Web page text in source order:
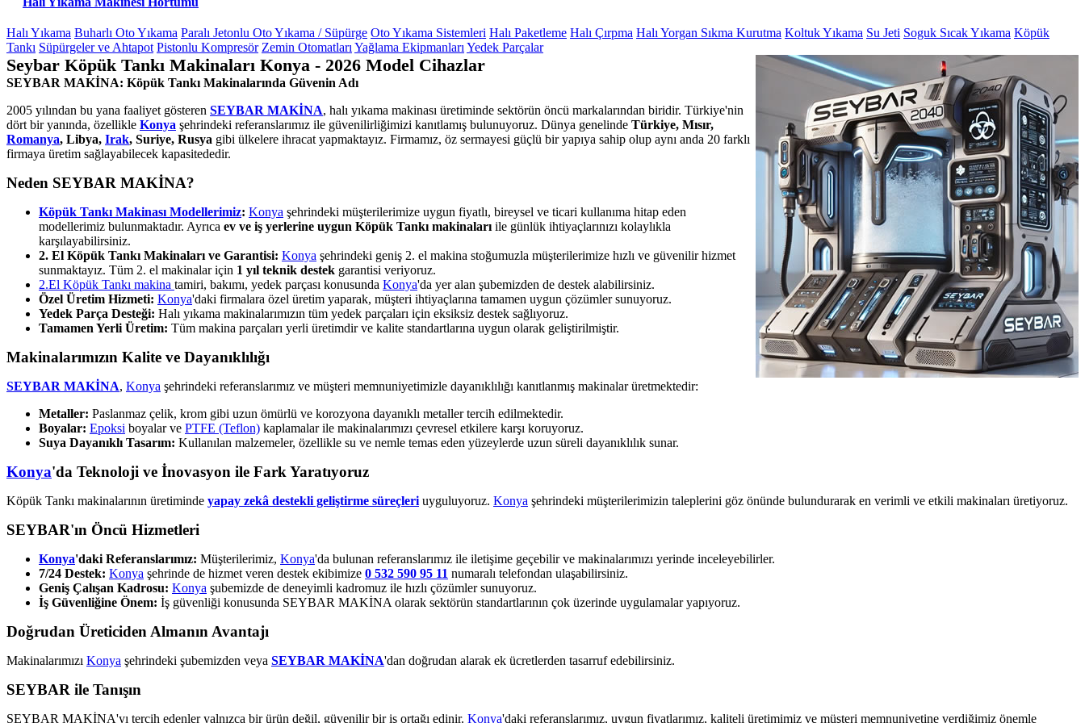
Halı Yıkama Buharlı Oto Yıkama Paralı Jetonlu Oto Yıkama / Süpürge Oto Yıkama Sistemleri Halı Paketleme Halı Çırpma Halı Yorgan Sıkma Kurutma Koltuk Yıkama Su Jeti Soguk Sıcak Yıkama Köpük
Tankı Süpürgeler ve Ahtapot Pistonlu Kompresör Zemin Otomatları Yağlama Ekipmanları Yedek Parçalar
Seybar Köpük Tankı Makinaları Konya - 2026 Model Cihazlar
SEYBAR MAKİNA: Köpük Tankı Makinalarında Güvenin Adı
2005 yılından bu yana faaliyet gösteren SEYBAR MAKİNA, halı yıkama makinası üretiminde sektörün öncü markalarından biridir. Türkiye'nin
dört bir yanında, özellikle Konya şehrindeki referanslarımız ile güvenilirliğimizi kanıtlamış bulunuyoruz. Dünya genelinde Türkiye, Mısır,
Romanya, Libya, Irak, Suriye, Rusya gibi ülkelere ihracat yapmaktayız. Firmamız, öz sermayesi güçlü bir yapıya sahip olup aynı anda 20 farklı
firmaya üretim sağlayabilecek kapasitededir.
Neden SEYBAR MAKİNA?
Köpük Tankı Makinası Modellerimiz: Konya şehrindeki müşterilerimize uygun fiyatlı, bireysel ve ticari kullanıma hitap eden
modellerimiz bulunmaktadır. Ayrıca ev ve iş yerlerine uygun Köpük Tankı makinaları ile günlük ihtiyaçlarınızı kolaylıkla
karşılayabilirsiniz.
2. El Köpük Tankı Makinaları ve Garantisi: Konya şehrindeki geniş 2. el makina stoğumuzla müşterilerimize hızlı ve güvenilir hizmet
sunmaktayız. Tüm 2. el makinalar için 1 yıl teknik destek garantisi veriyoruz.
2.El Köpük Tankı makina tamiri, bakımı, yedek parçası konusunda Konya'da yer alan şubemizden de destek alabilirsiniz.
Özel Üretim Hizmeti: Konya'daki firmalara özel üretim yaparak, müşteri ihtiyaçlarına tamamen uygun çözümler sunuyoruz.
Yedek Parça Desteği: Halı yıkama makinalarımızın tüm yedek parçaları için eksiksiz destek sağlıyoruz.
Tamamen Yerli Üretim: Tüm makina parçaları yerli üretimdir ve kalite standartlarına uygun olarak geliştirilmiştir.
Makinalarımızın Kalite ve Dayanıklılığı
SEYBAR MAKİNA, Konya şehrindeki referanslarımız ve müşteri memnuniyetimizle dayanıklılığı kanıtlanmış makinalar üretmektedir:
Metaller: Paslanmaz çelik, krom gibi uzun ömürlü ve korozyona dayanıklı metaller tercih edilmektedir.
Boyalar: Epoksi boyalar ve PTFE (Teflon) kaplamalar ile makinalarımızı çevresel etkilere karşı koruyoruz.
Suya Dayanıklı Tasarım: Kullanılan malzemeler, özellikle su ve nemle temas eden yüzeylerde uzun süreli dayanıklılık sunar.
Konya'da Teknoloji ve İnovasyon ile Fark Yaratıyoruz
Köpük Tankı makinalarının üretiminde yapay zekâ destekli geliştirme süreçleri uyguluyoruz. Konya şehrindeki müşterilerimizin taleplerini göz önünde bulundurarak en verimli ve etkili makinaları üretiyoruz.
SEYBAR'ın Öncü Hizmetleri
Konya'daki Referanslarımız: Müşterilerimiz, Konya'da bulunan referanslarımız ile iletişime geçebilir ve makinalarımızı yerinde inceleyebilirler.
7/24 Destek: Konya şehrinde de hizmet veren destek ekibimize 0 532 590 95 11 numaralı telefondan ulaşabilirsiniz.
Geniş Çalışan Kadrosu: Konya şubemizde de deneyimli kadromuz ile hızlı çözümler sunuyoruz.
İş Güvenliğine Önem: İş güvenliği konusunda SEYBAR MAKİNA olarak sektörün standartlarının çok üzerinde uygulamalar yapıyoruz.
Doğrudan Üreticiden Almanın Avantajı
Makinalarımızı Konya şehrindeki şubemizden veya SEYBAR MAKİNA'dan doğrudan alarak ek ücretlerden tasarruf edebilirsiniz.
SEYBAR ile Tanışın
SEYBAR MAKİNA'yı tercih edenler yalnızca bir ürün değil, güvenilir bir iş ortağı edinir. Konya'daki referanslarımız, uygun fiyatlarımız, kaliteli üretimimiz ve müşteri memnuniyetine verdiğimiz önemle